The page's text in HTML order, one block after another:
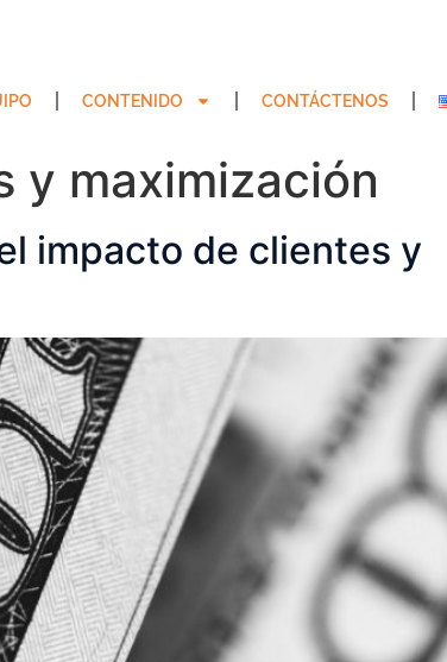
CONTENIDO CONTÁCTENOS
y maximización
impacto de clientes y